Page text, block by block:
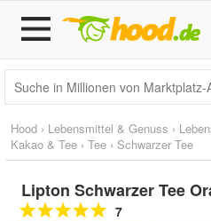
Hood › Lebensmittel & Genuss ›
Kakao & Tee › Tee › Schwarzer Tee
Lipton Schwarzer Tee
7